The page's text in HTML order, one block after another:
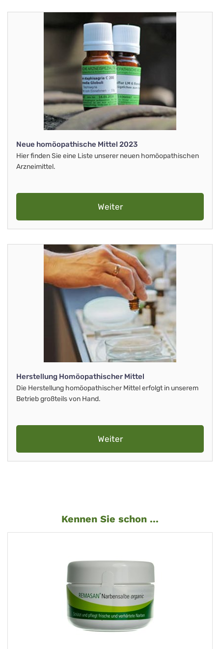
Neue homöopathische Mittel 2023
Hier finden Sie eine Liste unserer neuen homöopathischen
Arzneimittel.
Weiter
Herstellung Homöopathischer Mittel
Die Herstellung homöopathischer Mittel erfolgt in unserem
Betrieb großteils von Hand.
Weiter
Kennen Sie schon ...